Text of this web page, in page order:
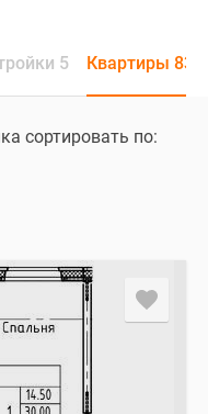
5 Квартиры 837
сортировать по: